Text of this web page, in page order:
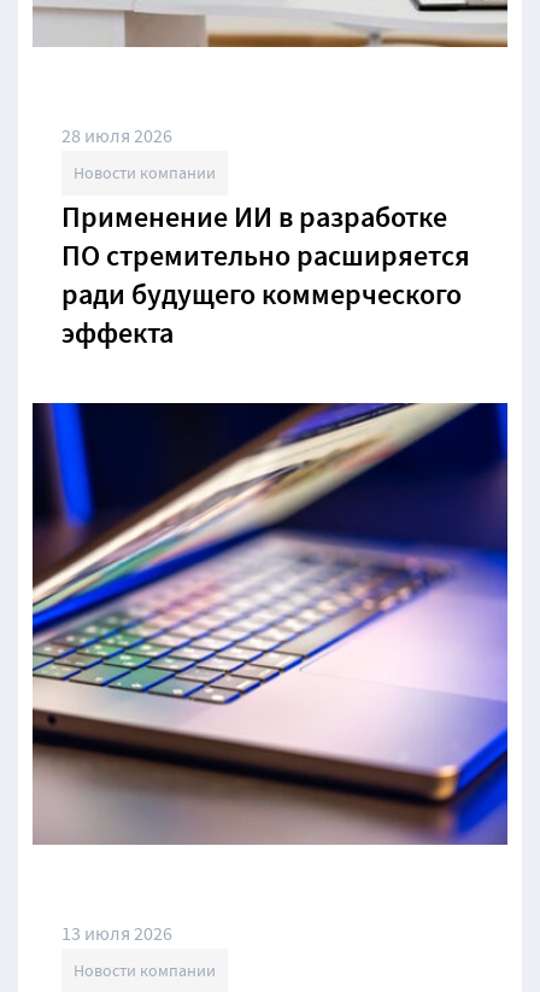
28 июля 2026
Новости компании
Применение ИИ в разработке
ПО стремительно расширяется
ради будущего коммерческого
эффекта
13 июля 2026
Новости компании